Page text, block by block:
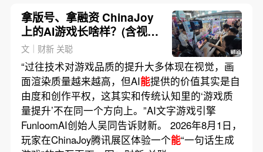
拿版号、拿融资 ChinaJoy
上的AI游戏长啥样？(含视
频)
文｜财新 关聪
“过往技术对游戏品质的提升大多体现在视觉，画
面渲染质量越来越高，但AI能提供的价值其实是自
由度和创作平权，这其实和传统认知里的‘游戏质
量提升’不在同一个方向上。”AI文字游戏引擎
FunloomAI创始人吴同告诉财新。 2026年8月1日，
玩家在ChinaJoy腾讯展区体验一个能“一句话生成